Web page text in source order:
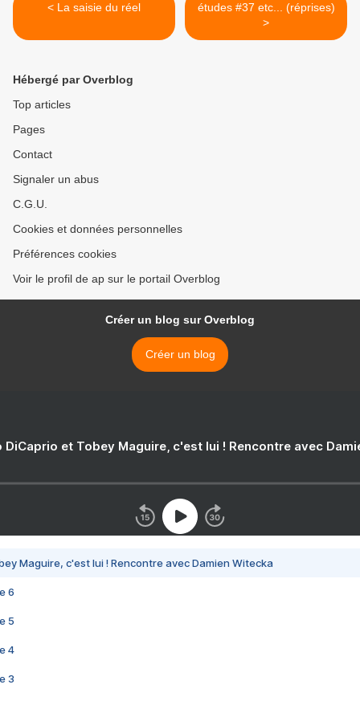
< La saisie du réel
études #37 etc... (réprises)
>
Hébergé par Overblog
Top articles
Pages
Contact
Signaler un abus
C.G.U.
Cookies et données personnelles
Préférences cookies
Voir le profil de ap sur le portail Overblog
Créer un blog sur Overblog
Créer un blog
DiCaprio et Tobey Maguire, c'est lui ! Rencontre avec
Maguire, c'est lui ! Rencontre avec Damien Witecka
6
5
4
3